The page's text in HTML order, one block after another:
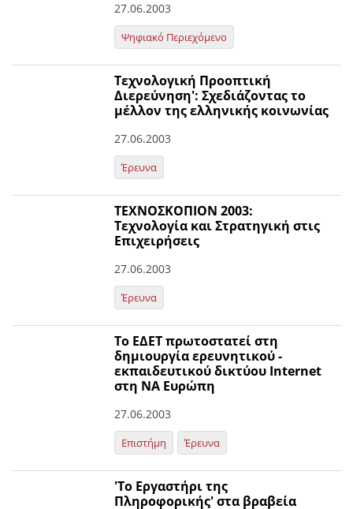
27.06.2003
Ψηφιακό Περιεχόμενο
Τεχνολογική Προοπτική
Διερεύνηση': Σχεδιάζοντας το
μέλλον της ελληνικής κοινωνίας
27.06.2003
Έρευνα
ΤΕΧΝΟΣΚΟΠΙΟΝ 2003:
Τεχνολογία και Στρατηγική στις
Επιχειρήσεις
27.06.2003
Έρευνα
Το ΕΔΕΤ πρωτοστατεί στη
δημιουργία ερευνητικού -
εκπαιδευτικού δικτύου Internet
στη ΝΑ Ευρώπη
27.06.2003
Επιστήμη Έρευνα
'Το Εργαστήρι της
Πληροφορικής' στα βραβεία